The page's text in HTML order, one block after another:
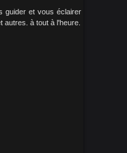
guider et vous éclairer
autres. à tout à l'heure.